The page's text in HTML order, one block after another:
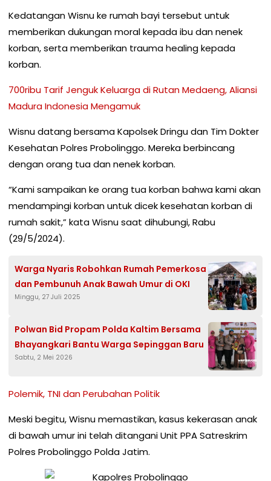
Kedatangan Wisnu ke rumah bayi tersebut untuk
memberikan dukungan moral kepada ibu dan nenek
korban, serta memberikan trauma healing kepada
korban.
700ribu Tarif Jenguk Keluarga di Rutan Medaeng, Aliansi
Madura Indonesia Mengamuk
Wisnu datang bersama Kapolsek Dringu dan Tim Dokter
Kesehatan Polres Probolinggo. Mereka berbincang
dengan orang tua dan nenek korban.
“Kami sampaikan ke orang tua korban bahwa kami akan
mendampingi korban untuk dicek kesehatan korban di
rumah sakit,” kata Wisnu saat dihubungi, Rabu
(29/5/2024).
Warga Nyaris Robohkan Rumah Pemerkosa
Minggu, 27 Juli 2025
Polwan Bid Propam Polda Kaltim Bersama
Bhayangkari Bantu Warga Sepinggan Baru
Sabtu, 2 Mei 2026
Polemik, TNI dan Perubahan Politik
Meski begitu, Wisnu memastikan, kasus kekerasan anak
di bawah umur ini telah ditangani Unit PPA Satreskrim
Polres Probolinggo Polda Jatim.